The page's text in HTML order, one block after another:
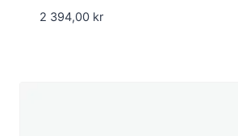
2 394,00 kr